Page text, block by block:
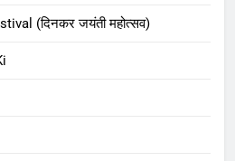
(दिनकर जयंती महोत्सव)